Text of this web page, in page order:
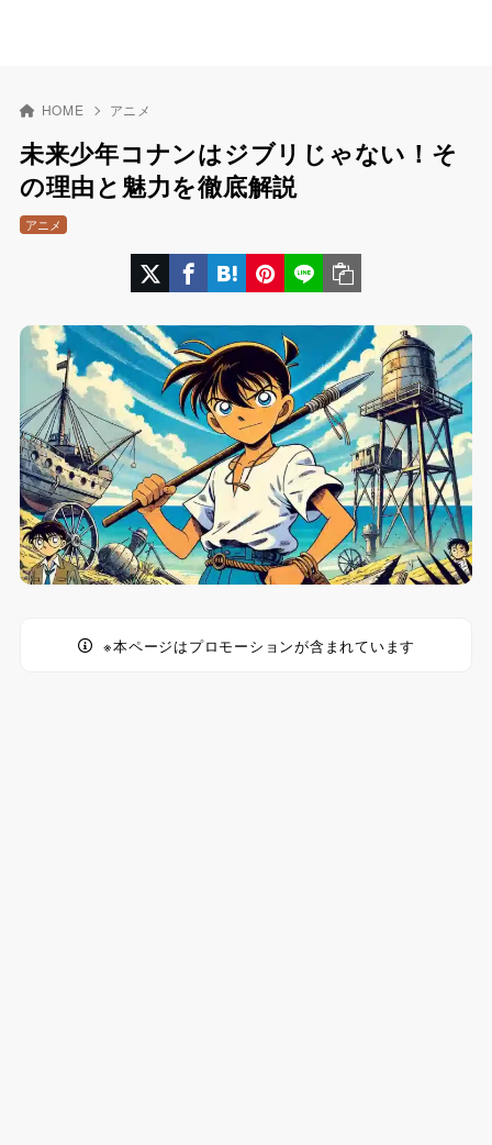
HOME アニメ
未来少年コナンはジブリじゃない！そ
の理由と魅力を徹底解説
アニメ
※本ページはプロモーションが含まれています